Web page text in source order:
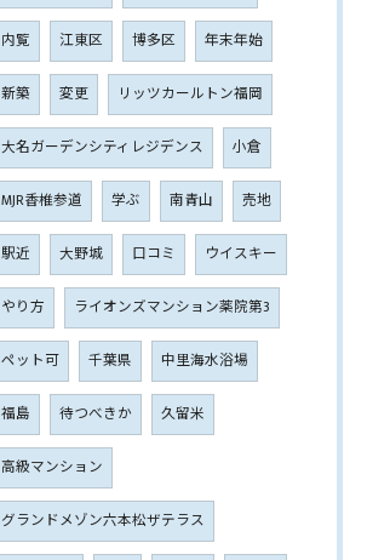
内覧 江東区 博多区 年末年始
新築 変更 リッツカールトン福岡
大名ガーデンシティレジデンス 小倉
MJR香椎参道 学ぶ 南青山 売地
駅近 大野城 口コミ ウイスキー
やり方 ライオンズマンション薬院第3
ペット可 千葉県 中里海水浴場
福島 待つべきか 久留米
高級マンション
グランドメゾン六本松ザテラス